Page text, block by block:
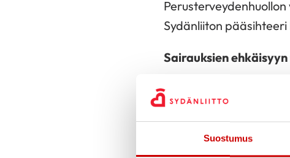
Suostumus
Sydänliiton pääsihteeri
Sairauksien
Virvoitusjuoma-,
erittäin tervetulleita